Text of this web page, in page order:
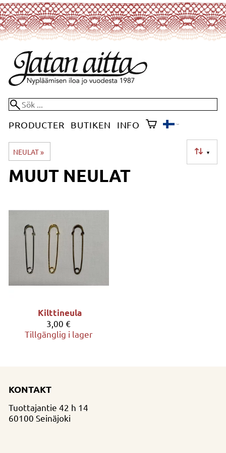
PRODUCTER BUTIKEN INFO
NEULAT‪» ▼
MUUT NEULAT
Kilttineula
3,00 €
Tillgänglig i lager
KONTAKT
Tuottajantie 42 h 14
60100 Seinäjoki